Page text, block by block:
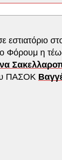
εστιατόριο
Φόρουμ η
ΠΑΣΟΚ